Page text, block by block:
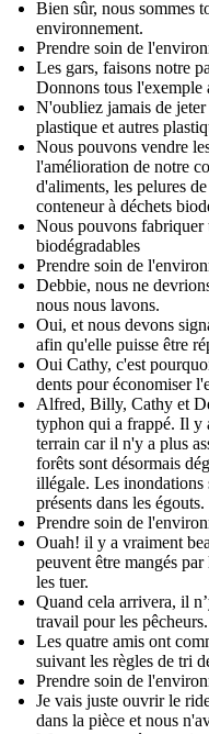
Bien sûr, nous sommes
environnement.
Prendre soin de
Les gars, faisons notre
Donnons tous l'exemple
N'oubliez jamais de jeter
plastique et autres
Nous pouvons vendre
l'amélioration de notre
d'aliments, les pelures
conteneur à déchets
Nous pouvons fabriquer
biodégradables
Prendre soin de
Debbie, nous ne
nous nous lavons.
Oui, et nous devons
afin qu'elle puisse être
Oui Cathy, c'est
dents pour économiser
Alfred, Billy, Cathy et
typhon qui a frappé. Il y
terrain car il n'y a plus
forêts sont désormais
illégale. Les inondations
présents dans les égouts.
Prendre soin de
Ouah! il y a vraiment
peuvent être mangés
les tuer.
Quand cela arrivera, il
travail pour les pêcheurs.
Les quatre amis ont
suivant les règles de tri
Prendre soin de
Je vais juste ouvrir le
dans la pièce et nous